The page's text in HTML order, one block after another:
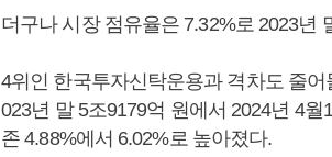
더구나 시장 점유율은 7.32%로 2023년
4위인 한국투자신탁운용과 격차도 줄
023년 말 5조9179억 원에서 2024년 4
존 4.88%에서 6.02%로 높아졌다.